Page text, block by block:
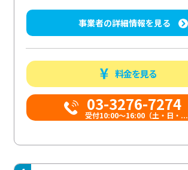
事業者の詳細情報を見る
料金を見る
03-3276-7274
受付10:00〜16:00（土・日・...